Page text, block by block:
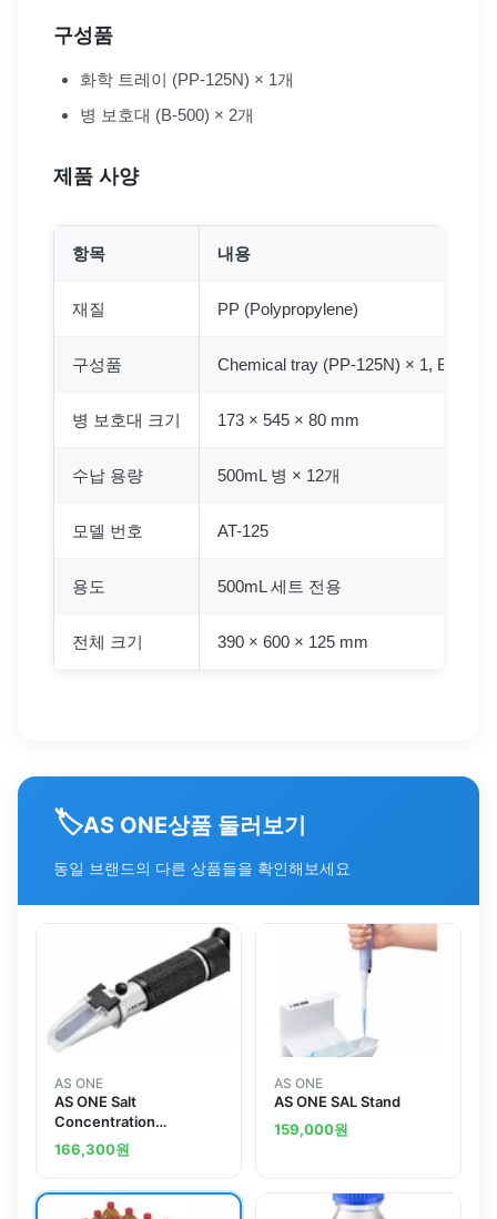
구성품
화학 트레이 (PP-125N) × 1개
병 보호대 (B-500) × 2개
제품 사양
항목 내용
재질 PP (Polypropylene)
구성품 Chemical tray (PP-125N) × 1, Bottle
병 보호대 크기 173 × 545 × 80 mm
수납 용량 500mL 병 × 12개
모델 번호 AT-125
용도 500mL 세트 전용
전체 크기 390 × 600 × 125 mm
🏷️AS ONE상품 둘러보기
동일 브랜드의 다른 상품들을 확인해보세요
AS ONE
AS ONE Salt
Concentration
Refractometer RAS-28
166,300원
AS ONE
AS ONE SAL Stand
159,000원